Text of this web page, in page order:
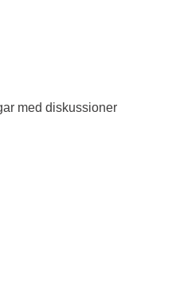
med diskussioner